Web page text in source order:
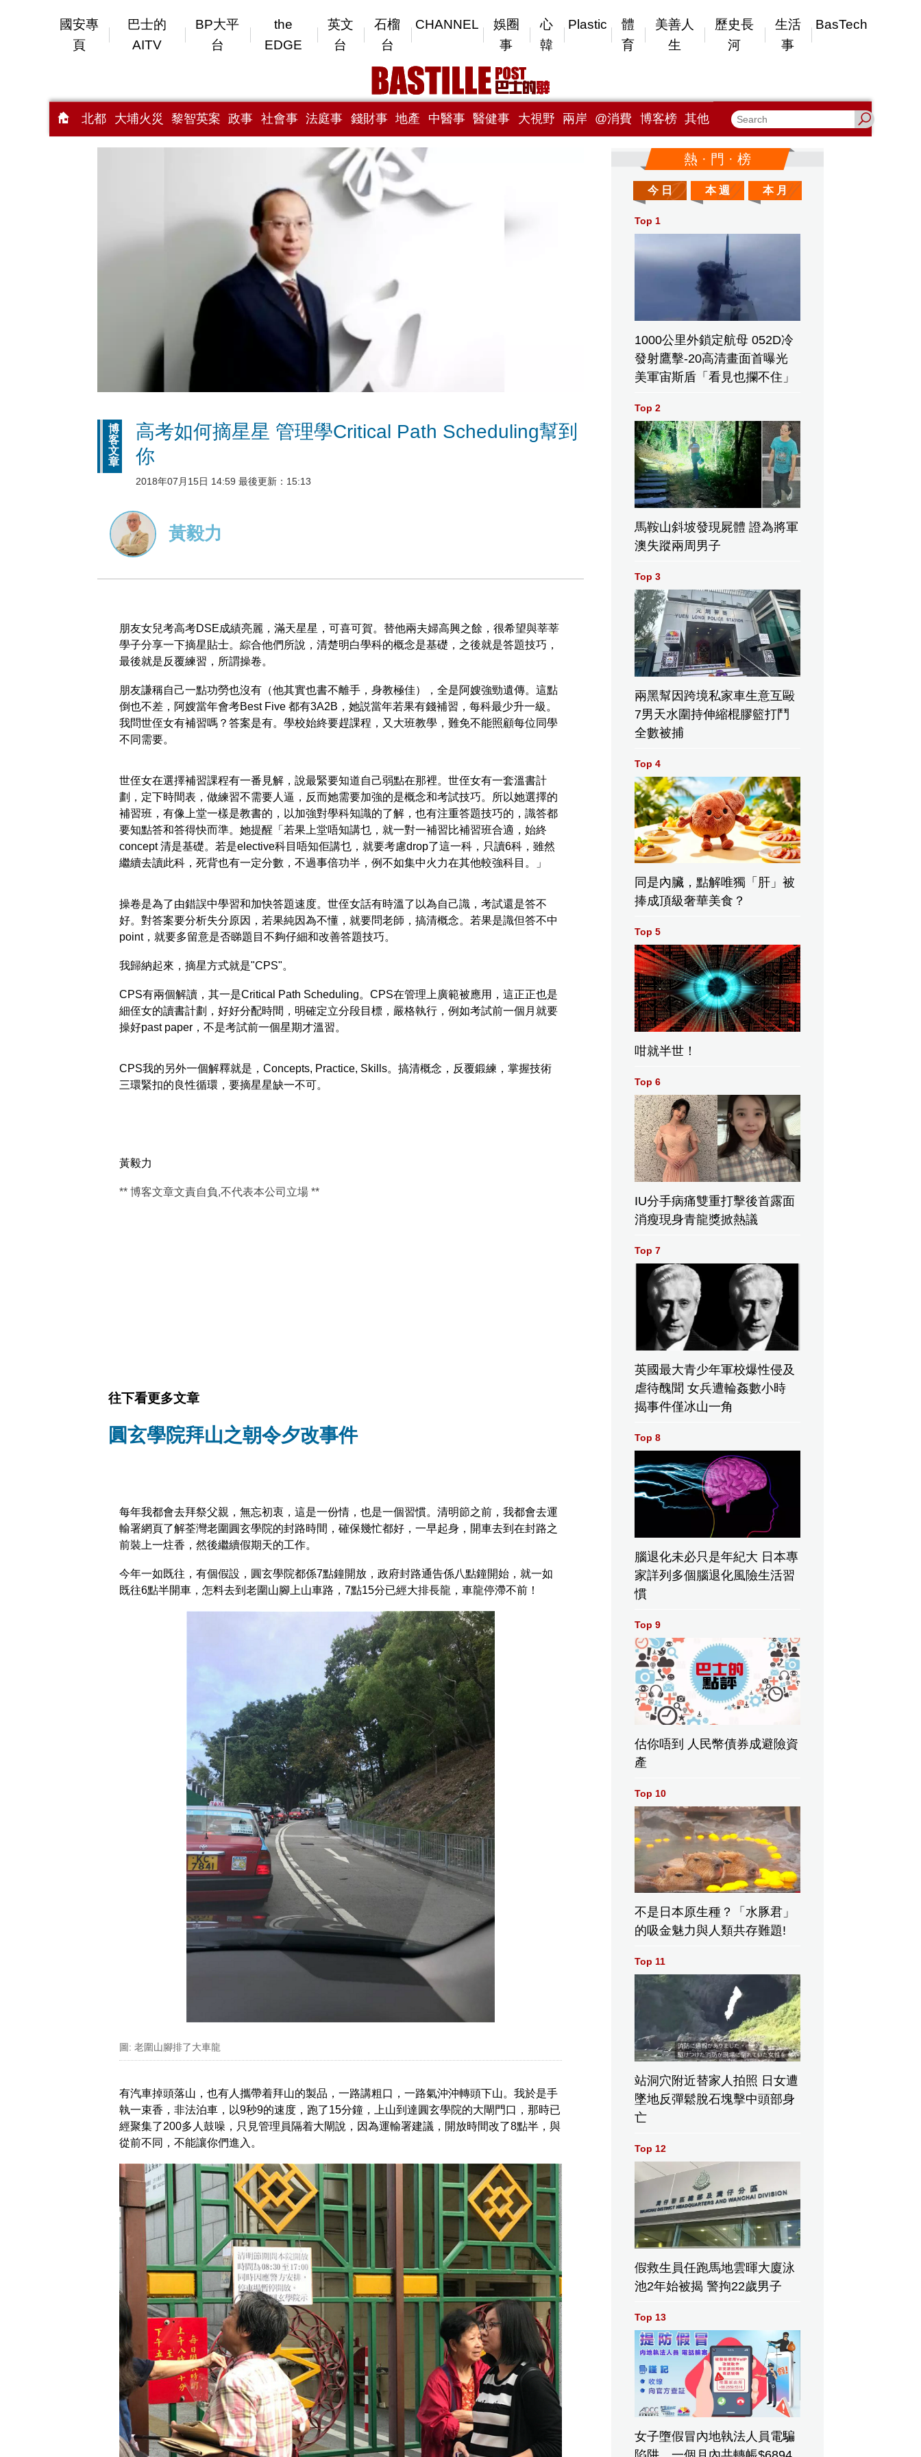
國安專
頁
巴士的
AITV
BP大平
台
the
EDGE
英文
台
石榴
台
CHANNEL
娛圈
事
心
韓
Plastic
體
育
美善人
生
歷史長
河
生活
事
BasTech
北都 大埔火災 黎智英案 政事 社會事 法庭事 錢財事 地產 中醫事 醫健事 大視野 兩岸 @消費 博客榜 其他
博
客
文
章
高考如何摘星星 管理學Critical Path Scheduling幫到
你
2018年07月15日 14:59 最後更新：15:13
黃毅力
朋友女兒考高考DSE成績亮麗，滿天星星，可喜可賀。替他兩夫婦高興之餘，很希望與莘莘
學子分享一下摘星貼士。綜合他們所說，清楚明白學科的概念是基礎，之後就是答題技巧，
最後就是反覆練習，所謂操卷。
朋友謙稱自己一點功勞也沒有（他其實也書不離手，身教極佳），全是阿嫂強勁遺傳。這點
倒也不差，阿嫂當年會考Best Five 都有3A2B，她説當年若果有錢補習，每科最少升一級。
我問世侄女有補習嗎？答案是有。學校始終要趕課程，又大班教學，難免不能照顧每位同學
不同需要。
世侄女在選擇補習課程有一番見解，說最緊要知道自己弱點在那裡。世侄女有一套溫書計
劃，定下時間表，做練習不需要人逼，反而她需要加強的是概念和考試技巧。所以她選擇的
補習班，有像上堂一樣是教書的，以加強對學科知識的了解，也有注重答題技巧的，識答都
要知點答和答得快而準。她提醒「若果上堂唔知講乜，就一對一補習比補習班合適，始終
concept 清是基礎。若是elective科目唔知佢講乜，就要考慮drop了這一科，只讀6科，雖然
繼續去讀此科，死背也有一定分數，不過事倍功半，例不如集中火力在其他較強科目。」
操卷是為了由錯誤中學習和加快答題速度。世侄女話有時溫了以為自己識，考試還是答不
好。對答案要分析失分原因，若果純因為不懂，就要問老師，搞清概念。若果是識但答不中
point，就要多留意是否睇題目不夠仔細和改善答題技巧。
我歸納起來，摘星方式就是"CPS"。
CPS有兩個解讀，其一是Critical Path Scheduling。CPS在管理上廣範被應用，這正正也是
細侄女的讀書計劃，好好分配時間，明確定立分段目標，嚴格執行，例如考試前一個月就要
操好past paper，不是考試前一個星期才溫習。
CPS我的另外一個解釋就是，Concepts, Practice, Skills。搞清概念，反覆鍛練，掌握技術
三環緊扣的良性循環，要摘星星缺一不可。
黃毅力
** 博客文章文責自負,不代表本公司立場 **
往下看更多文章
圓玄學院拜山之朝令夕改事件
每年我都會去拜祭父親，無忘初衷，這是一份情，也是一個習慣。清明節之前，我都會去運
輸署網頁了解荃灣老圍圓玄學院的封路時間，確保幾忙都好，一早起身，開車去到在封路之
前裝上一炷香，然後繼續假期天的工作。
今年一如既往，有個假設，圓玄學院都係7點鐘開放，政府封路通告係八點鐘開始，就一如
既往6點半開車，怎料去到老圍山腳上山車路，7點15分已經大排長龍，車龍停滯不前！
圖: 老圍山腳排了大車龍
有汽車掉頭落山，也有人攜帶着拜山的製品，一路講粗口，一路氣沖沖轉頭下山。我於是手
執一束香，非法泊車，以9秒9的速度，跑了15分鐘，上山到達圓玄學院的大閘門口，那時已
經聚集了200多人鼓噪，只見管理員隔着大閘說，因為運輸署建議，開放時間改了8點半，與
從前不同，不能讓你們進入。
熱 · 門 · 榜
今 日 本 週 本 月
Top 1
1000公里外鎖定航母 052D冷
發射鷹擊-20高清畫面首曝光
美軍宙斯盾「看見也攔不住」
Top 2
馬鞍山斜坡發現屍體 證為將軍
澳失蹤兩周男子
Top 3
兩黑幫因跨境私家車生意互毆
7男天水圍持伸縮棍膠籃打鬥
全數被捕
Top 4
同是內臟，點解唯獨「肝」被
捧成頂級奢華美食？
Top 5
咁就半世！
Top 6
IU分手病痛雙重打擊後首露面
消瘦現身青龍獎掀熱議
Top 7
英國最大青少年軍校爆性侵及
虐待醜聞 女兵遭輪姦數小時
揭事件僅冰山一角
Top 8
腦退化未必只是年紀大 日本專
家詳列多個腦退化風險生活習
慣
Top 9
估你唔到 人民幣債券成避險資
產
Top 10
不是日本原生種？「水豚君」
的吸金魅力與人類共存難題!
Top 11
站洞穴附近替家人拍照 日女遭
墜地反彈鬆脫石塊擊中頭部身
亡
Top 12
假救生員任跑馬地雲暉大廈泳
池2年始被揭 警拘22歲男子
Top 13
女子墮假冒內地執法人員電騙